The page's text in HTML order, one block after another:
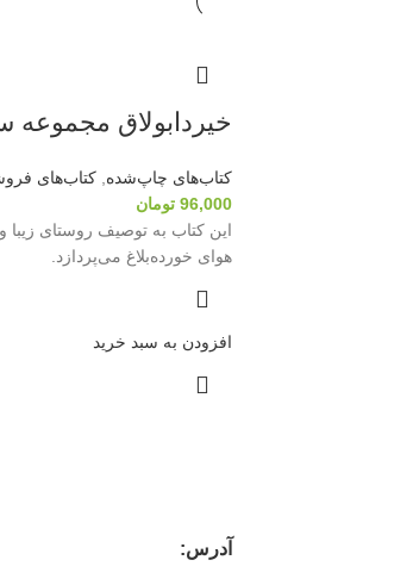
خیردابولاق مجموعه
کتاب‌های چاپ‌شده کتاب‌های
96,000 تومان
این کتاب به توصیف روستای
هوای خورده‌بلاغ می‌پردازد.
افزودن به سبد خرید
آدرس: